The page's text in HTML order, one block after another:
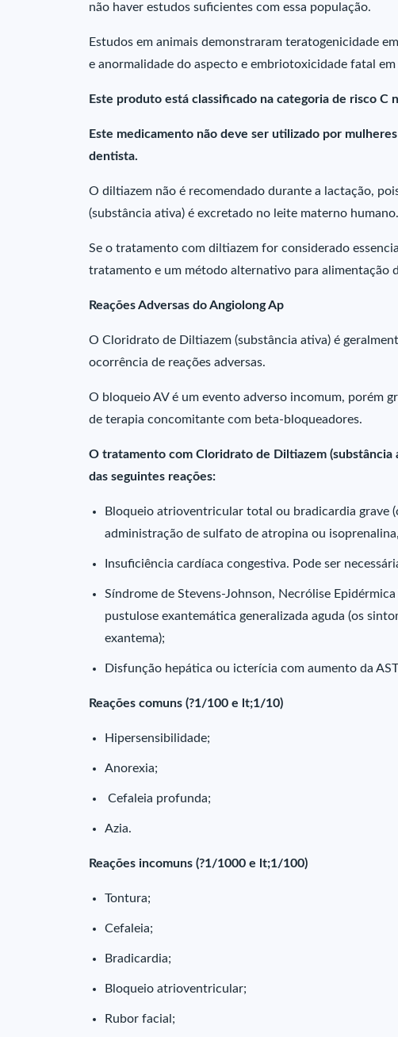
não haver estudos suficientes com essa população.
Estudos em animais demonstraram teratogenicidade
e anormalidade do aspecto e embriotoxicidade fatal
Este produto está classificado na categoria de risco C
Este medicamento não deve ser utilizado por
dentista.
O diltiazem não é recomendado durante a lactação,
(substância ativa) é excretado no leite materno humano.
Se o tratamento com diltiazem for considerado
tratamento e um método alternativo para alimentação
Reações Adversas do Angiolong Ap
O Cloridrato de Diltiazem (substância ativa) é
ocorrência de reações adversas.
O bloqueio AV é um evento adverso incomum, porém
de terapia concomitante com beta-bloqueadores.
O tratamento com Cloridrato de Diltiazem
das seguintes reações:
Bloqueio atrioventricular total ou bradicardia grave
administração de sulfato de atropina ou
Insuficiência cardíaca congestiva. Pode ser
Síndrome de Stevens-Johnson, Necrólise
pustulose exantemática generalizada aguda (os
exantema);
Disfunção hepática ou icterícia com aumento da AST
Reações comuns (?1/100 e lt;1/10)
Hipersensibilidade;
Anorexia;
Cefaleia profunda;
Azia.
Reações incomuns (?1/1000 e lt;1/100)
Tontura;
Cefaleia;
Bradicardia;
Bloqueio atrioventricular;
Rubor facial;